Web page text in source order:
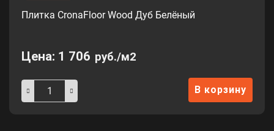
Плитка CronaFloor Wood Дуб Белёный
Цена: 1 706 руб./м2
В корзину